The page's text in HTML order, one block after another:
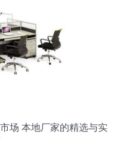
场 本地厂家的精选与实